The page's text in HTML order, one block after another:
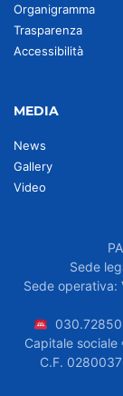
Organigramma
Trasparenza
Accessibilità
MEDIA
News
Gallery
Video
Sede
Sede operativa:
Capitale
C.F.